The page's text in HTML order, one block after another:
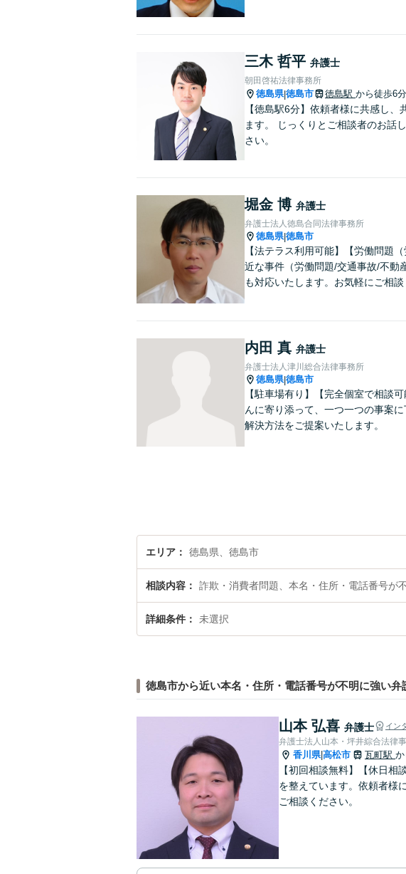
三木 哲平 弁護士
朝田啓祐法律事務所
徳島県|徳島市 徳島駅 から徒歩6分
【徳島駅6分】依頼者様に共感し
ます。 じっくりとご相談者のお話
さい。
堀金 博 弁護士
弁護士法人徳島合同法律事務所
徳島県|徳島市
【法テラス利用可能】【労働問題
近な事件（労働問題/交通事故/不動
も対応いたします。お気軽にご相談
内田 真 弁護士
弁護士法人津川総合法律事務所
徳島県|徳島市
【駐車場有り】【完全個室で相談
んに寄り添って、一つ一つの事案
解決方法をご提案いたします。
エリア 徳島県、徳島市
相談内容 詐欺・消費者問題、本名・住所・電話番号が
詳細条件 未選択
徳島市から近い本名・住所・電話番号が不明に強い弁
山本 弘喜 弁護士 イン
香川県|高松市 瓦町駅
【初回相談無料】【休日
を整えています。依頼者様
ご相談ください。